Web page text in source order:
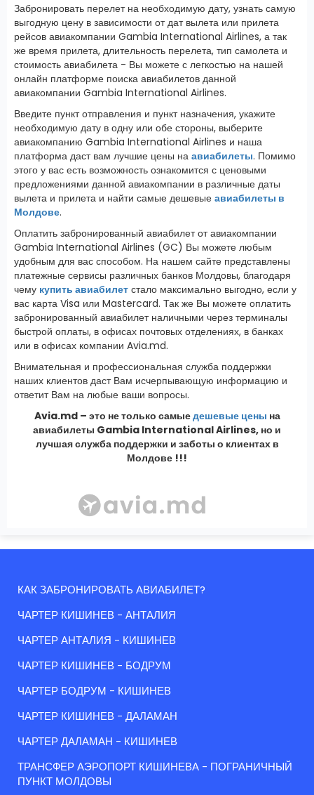
Забронировать перелет на необходимую дату, узнать самую
выгодную цену в зависимости от дат вылета или прилета
рейсов авиакомпании Gambia International Airlines, а так
же время прилета, длительность перелета, тип самолета и
стоимость авиабилета - Вы можете с легкостью на нашей
онлайн платформе поиска авиабилетов данной
авиакомпании Gambia International Airlines.
Введите пункт отправления и пункт назначения, укажите
необходимую дату в одну или обе стороны, выберите
авиакомпанию Gambia International Airlines и наша
платформа даст вам лучшие цены на авиабилеты. Помимо
этого у вас есть возможность ознакомится с ценовыми
предложениями данной авиакомпании в различные даты
вылета и прилета и найти самые дешевые авиабилеты в
Молдове.
Оплатить забронированный авиабилет от авиакомпании
Gambia International Airlines (GC) Вы можете любым
удобным для вас способом. На нашем сайте представлены
платежные сервисы различных банков Молдовы, благодаря
чему купить авиабилет стало максимально выгодно, если у
вас карта Visa или Mastercard. Так же Вы можете оплатить
забронированный авиабилет наличными через терминалы
быстрой оплаты, в офисах почтовых отделениях, в банках
или в офисах компании Avia.md.
Внимательная и профессиональная служба поддержки
наших клиентов даст Вам исчерпывающую информацию и
ответит Вам на любые ваши вопросы.
Avia.md – это не только самыедешевые цены на
авиабилеты Gambia International Airlines, но и
лучшая служба поддержки и заботы о клиентах в
Молдове !!!
КАК ЗАБРОНИРОВАТЬ АВИАБИЛЕТ?
ЧАРТЕР КИШИНЕВ - АНТАЛИЯ
ЧАРТЕР АНТАЛИЯ - КИШИНЕВ
ЧАРТЕР КИШИНЕВ - БОДРУМ
ЧАРТЕР БОДРУМ - КИШИНЕВ
ЧАРТЕР КИШИНЕВ - ДАЛАМАН
ЧАРТЕР ДАЛАМАН - КИШИНЕВ
ТРАНСФЕР АЭРОПОРТ КИШИНЕВА - ПОГРАНИЧНЫЙ
ПУНКТ МОЛДОВЫ